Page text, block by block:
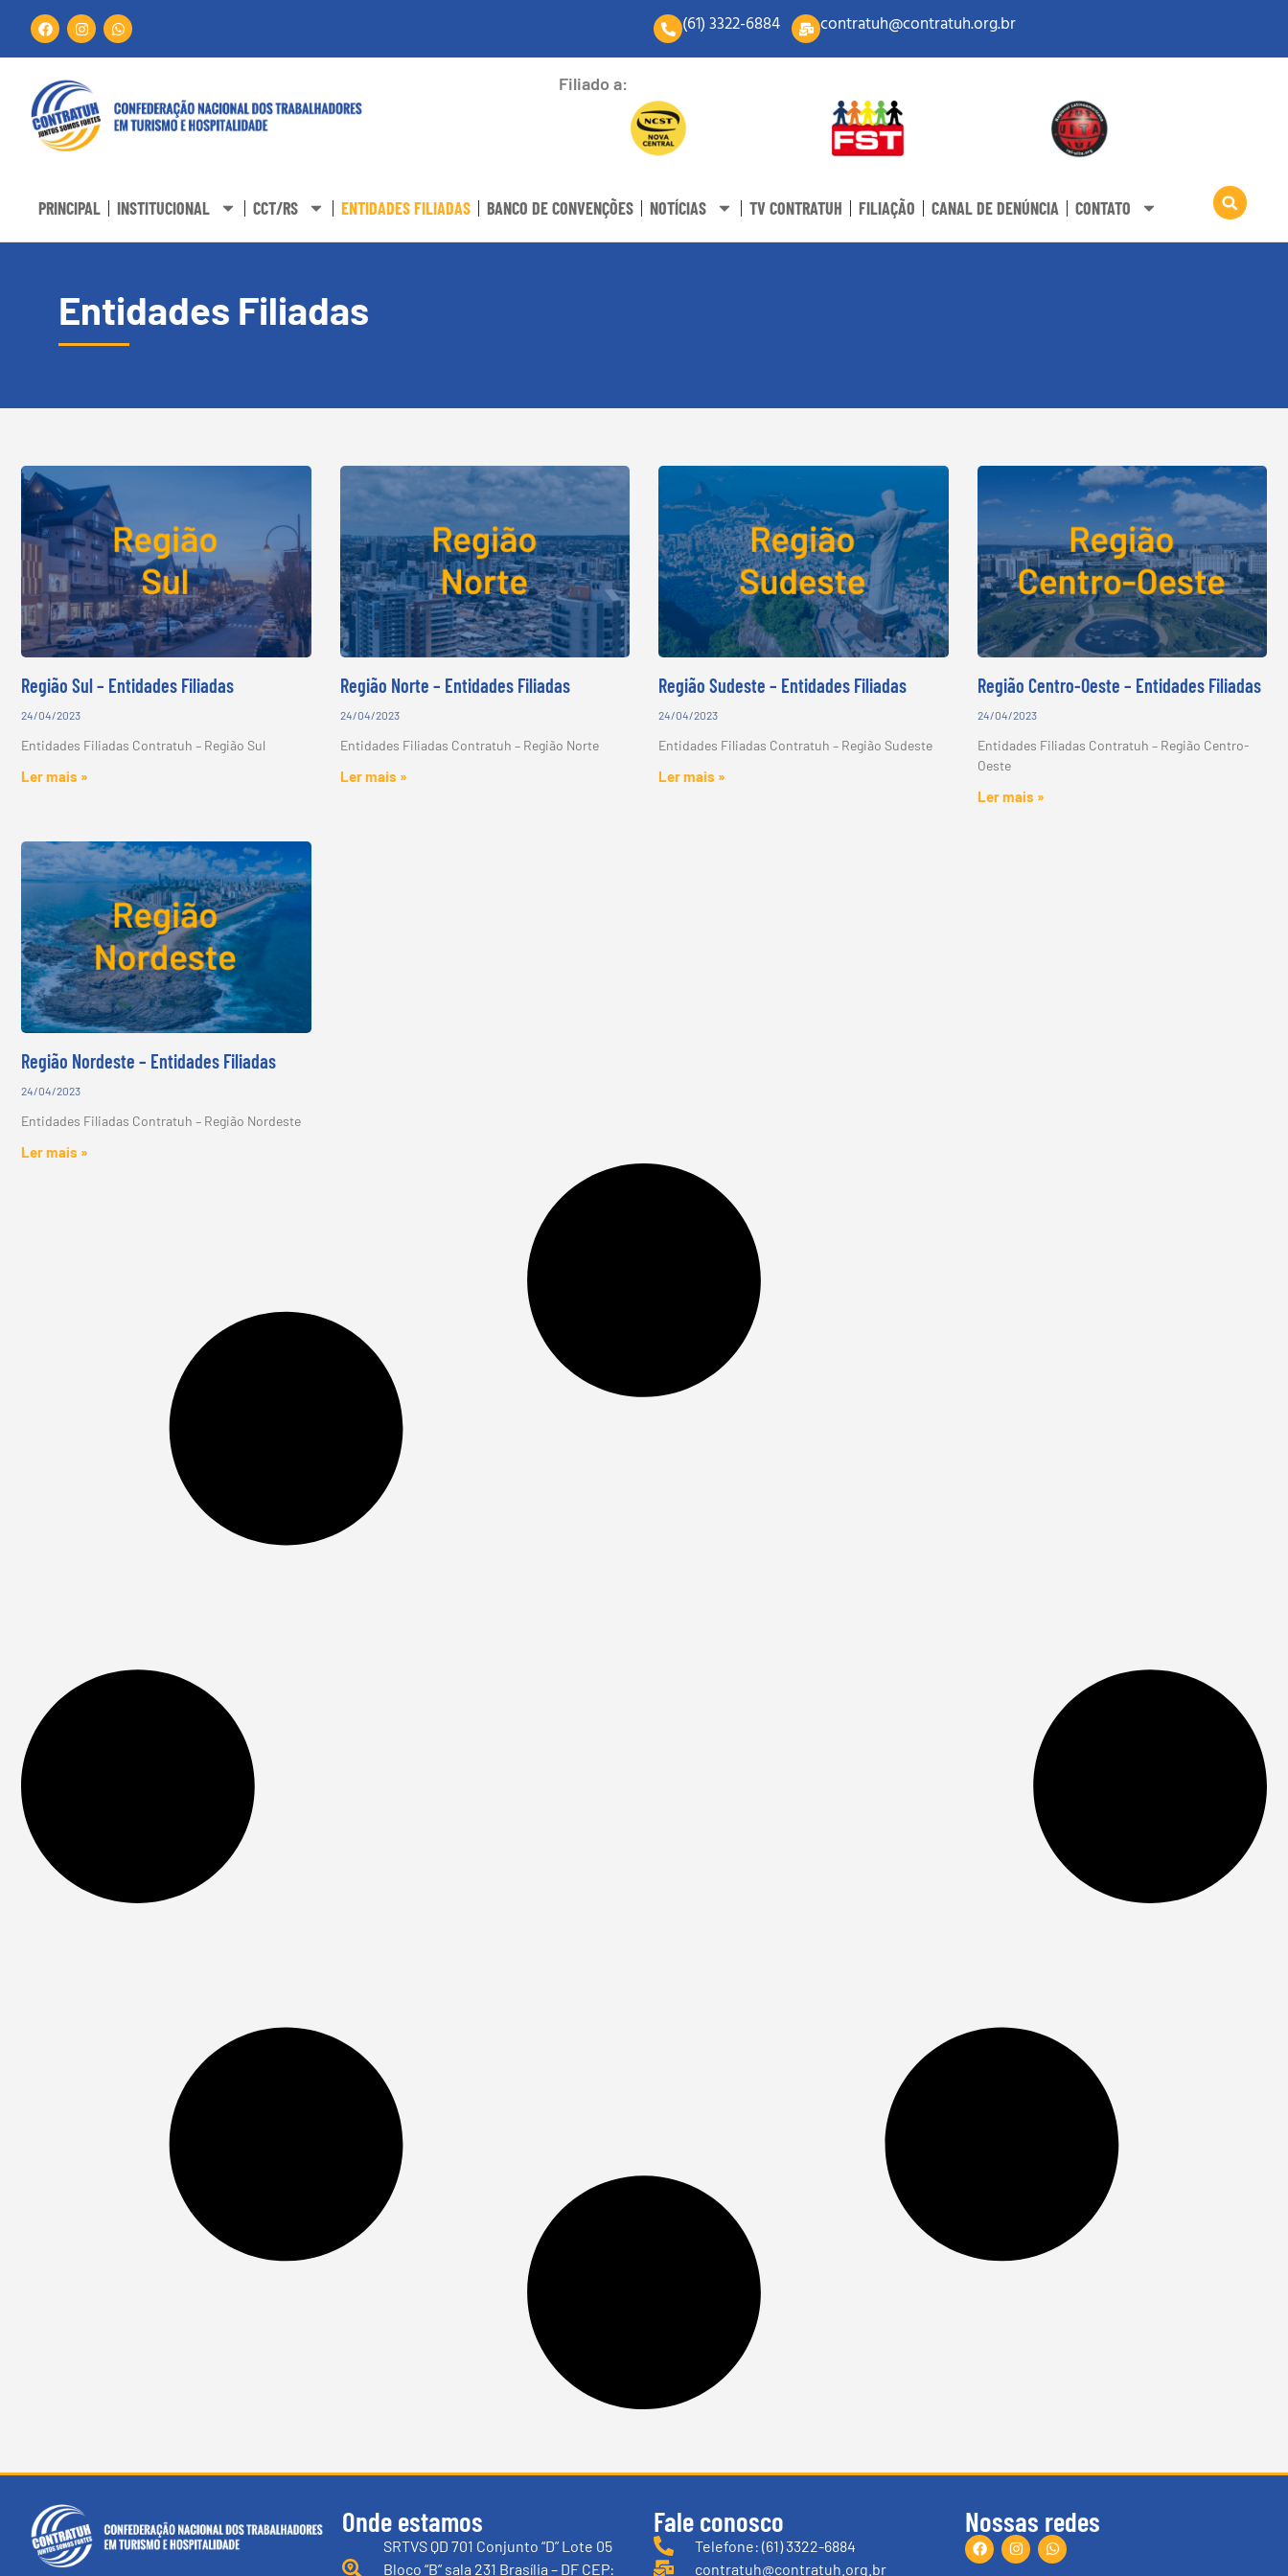
(61) 3322-6884 contratuh@contratuh.org.br
Filiado a:
PRINCIPAL INSTITUCIONAL CCT/RS ENTIDADES FILIADAS BANCO DE CONVENÇÕES NOTÍCIAS TV CONTRATUH FILIAÇÃO CANAL DE DENÚNCIA CONTATO
Entidades Filiadas
Região Sul – Entidades Filiadas
24/04/2023
Entidades Filiadas Contratuh – Região Sul
Ler mais »
Região Norte – Entidades Filiadas
24/04/2023
Entidades Filiadas Contratuh – Região Norte
Ler mais »
Região Sudeste – Entidades Filiadas
24/04/2023
Entidades Filiadas Contratuh – Região Sudeste
Ler mais »
Região Centro-Oeste – Entidades Filiadas
24/04/2023
Entidades Filiadas Contratuh – Região Centro-
Oeste
Ler mais »
Região Nordeste – Entidades Filiadas
24/04/2023
Entidades Filiadas Contratuh – Região Nordeste
Ler mais »
Onde estamos
SRTVS QD 701 Conjunto “D” Lote 05
Bloco “B” sala 231 Brasília – DF CEP:
Fale conosco
Telefone: (61) 3322-6884
contratuh@contratuh.org.br
Nossas redes